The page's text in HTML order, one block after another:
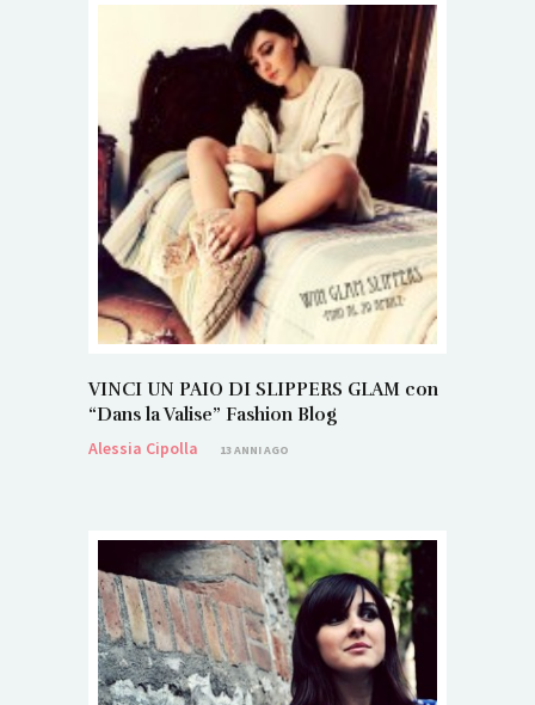
VINCI UN PAIO DI SLIPPERS GLAM con
“Dans la Valise” Fashion Blog
Alessia Cipolla
13 ANNI AGO